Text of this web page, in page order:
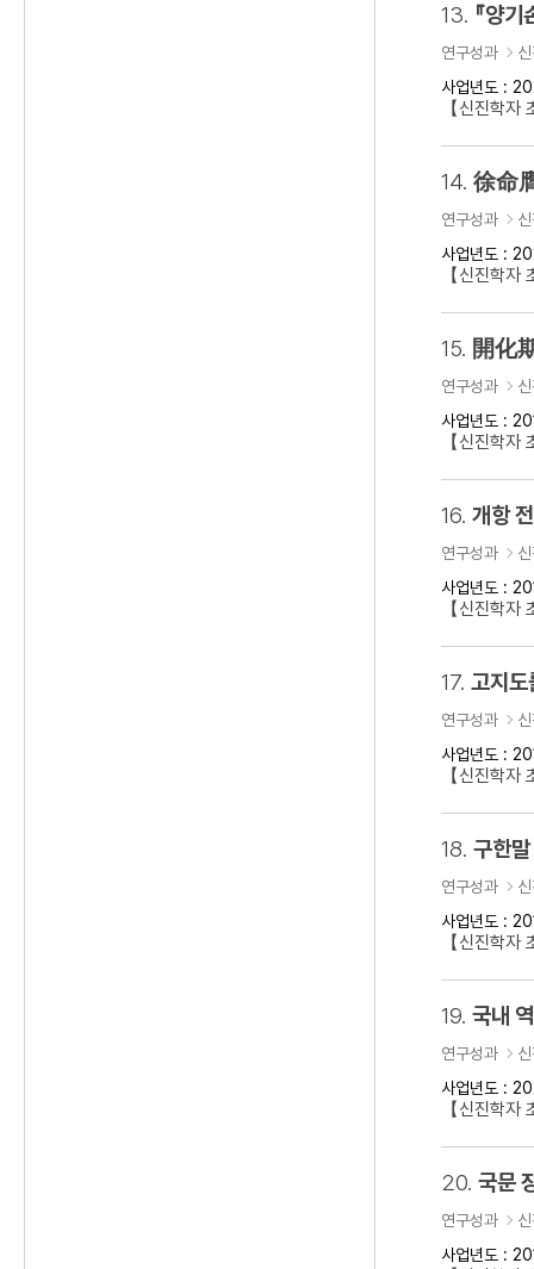
13. 『양
연구성과
사업년도 :
【신진학
14.
연구성과
사업년도 :
【신진학
15. 開化
연구성과
사업년도 :
【신진학
16. 개항
연구성과
사업년도 :
【신진학
17. 고지도
연구성과
사업년도 :
【신진학
18. 구한
연구성과
사업년도 :
【신진학
19. 국내
연구성과
사업년도 :
【신진학
20. 국문
연구성과
사업년도 :